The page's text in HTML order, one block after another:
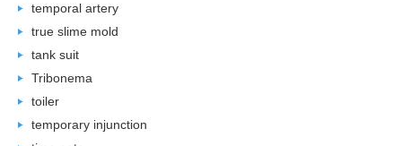
temporal artery
true slime mold
tank suit
Tribonema
toiler
temporary injunction